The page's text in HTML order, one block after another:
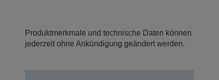
Produktmerkmale und technische Daten können
jederzeit ohne Ankündigung geändert werden.